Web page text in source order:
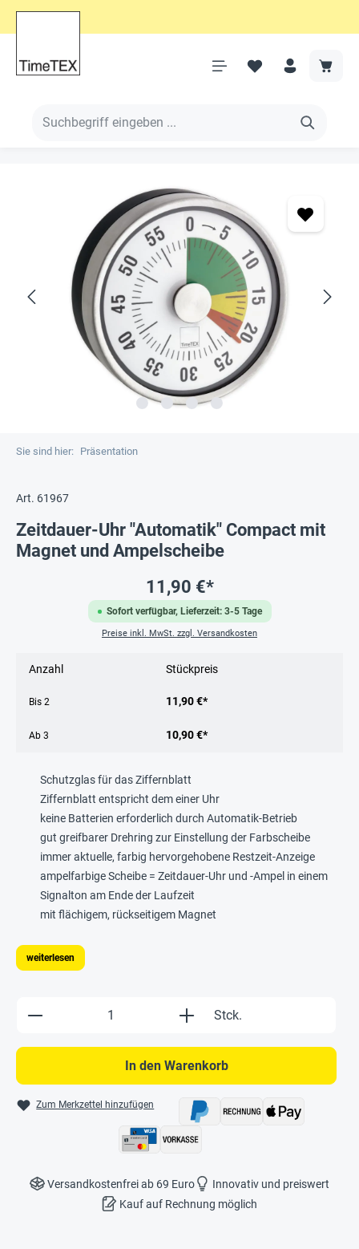
Sie sind hier: Präsentation
Art. 61967
Zeitdauer-Uhr "Automatik" Compact mit
Magnet und Ampelscheibe
Sofort verfügbar, Lieferzeit: 3-5 Tage
11,90 €*
Preise inkl. MwSt. zzgl. Versandkosten
Anzahl Stückpreis
Bis 2 11,90 €*
Ab 3 10,90 €*
Schutzglas für das Ziffernblatt
Ziffernblatt entspricht dem einer Uhr
keine Batterien erforderlich durch Automatik-Betrieb
gut greifbarer Drehring zur Einstellung der Farbscheibe
immer aktuelle, farbig hervorgehobene Restzeit-Anzeige
ampelfarbige Scheibe = Zeitdauer-Uhr und -Ampel in einem
Signalton am Ende der Laufzeit
mit flächigem, rückseitigem Magnet
weiterlesen
Produkt Anzahl: Gib den gewünschten
Stck.
In den Warenkorb
Zum Merkzettel hinzufügen
Versandkostenfrei ab 69 Euro
Innovativ und preiswert
Kauf auf Rechnung möglich